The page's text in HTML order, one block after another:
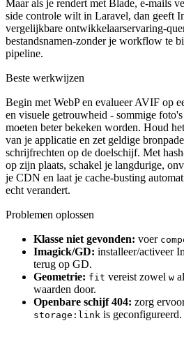
Maar als je rendert met Blade, e-mails
side controle wilt in Laravel, dan geeft
vergelijkbare ontwikkelaarservaring-
bestandsnamen-zonder je workflow te
pipeline.
Beste werkwijzen
Begin met WebP en evalueer AVIF op
en visuele getrouwheid - sommige
moeten beter bekeken worden. Houd
van je applicatie en zet geldige
schrijfrechten op de doelschijf. Met
op zijn plaats, schakel je langdurige,
je CDN en laat je cache-busting
echt verandert.
Problemen oplossen
Klasse niet gevonden: voer
Imagick/GD: installeer/activeer
terug op GD.
Geometrie: fit vereist zowel w
waarden door.
Openbare schijf 404: zorg
storage:link is geconfigureerd.